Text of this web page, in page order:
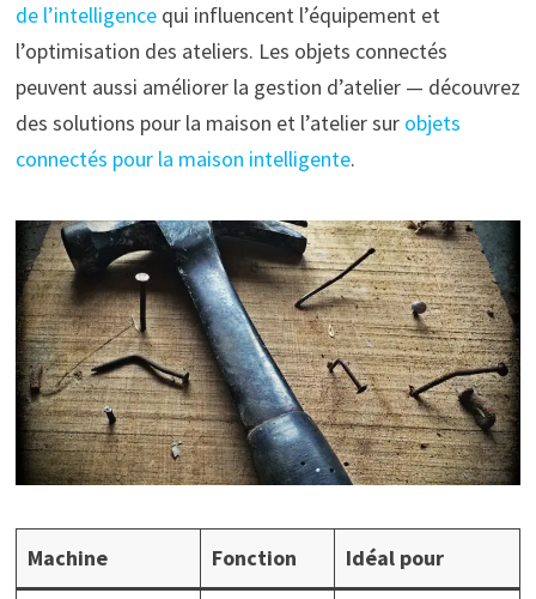
de l’intelligencequi influencent l’équipement et
l’optimisation des ateliers. Les objets connectés
peuvent aussi améliorer la gestion d’atelier — découvrez
des solutions pour la maison et l’atelier sur objets
connectés pour la maison intelligente.
Machine Fonction Idéal pour